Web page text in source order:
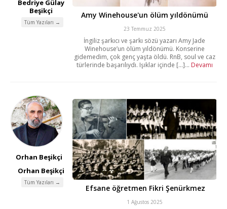
Bedriye Gülay
Beşikçi
Tüm Yazıları →
Amy Winehouse'un ölüm yıldönümü
23 Temmuz 2025
İngiliz şarkıcı ve şarkı sözü yazarı Amy Jade
Winehouse’un ölüm yıldönümü. Konserine
gidemedim, çok genç yaşta öldü. RnB, soul ve caz
türlerinde başarılıydı. Işıklar içinde [...]... Devamı
Orhan Beşikçi
Orhan Beşikçi
Tüm Yazıları →
Efsane öğretmen Fikri Şenürkmez
1 Ağustos 2025